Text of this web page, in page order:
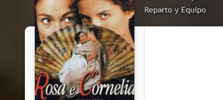
Reparto y Equipo